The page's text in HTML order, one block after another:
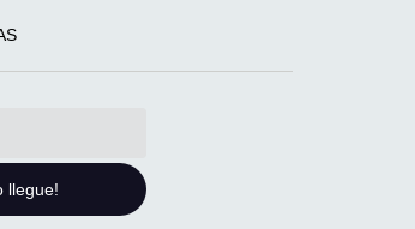
llegue!